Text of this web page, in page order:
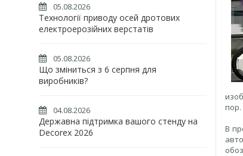
05.08.2026
Технології приводу осей дротових
електроерозійних верстатів
05.08.2026
Що зміниться з 6 серпня для
виробників?
04.08.2026
Державна підтримка вашого стенду на
Decorex 2026
пор.
В